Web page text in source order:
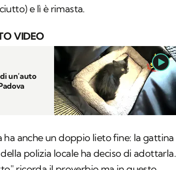
e lì è rimasta.
VIDEO
un’auto
anche un doppio lieto fine: la gattina
polizia locale ha deciso di adottarla.